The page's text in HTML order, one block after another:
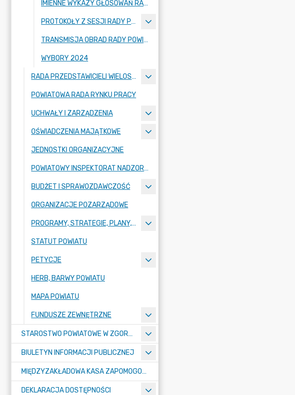
IMIENNE WYKAZY GŁOSOWAŃ RADNYCH
PROTOKOŁY Z SESJI RADY POWIATU ZGORZELECKIEGO
TRANSMISJA OBRAD RADY POWIATU ZGORZELECKIEGO
WYBORY 2024
RADA PRZEDSTAWICIELI WIELOSPECJALISTYCZNEGO ZESPOŁU OPIEKI ZDROWOTNEJ "BOLESŁAWIEC-ZGORZELEC" SAMODZIELNEGO PUBLICZNEGO ZAKŁADU OPIEKI ZDROWOTNEJ
POWIATOWA RADA RYNKU PRACY
UCHWAŁY I ZARZĄDZENIA
OŚWIADCZENIA MAJĄTKOWE
JEDNOSTKI ORGANIZACYJNE
POWIATOWY INSPEKTORAT NADZORU BUDOWLANEGO
BUDŻET I SPRAWOZDAWCZOŚĆ
ORGANIZACJE POZARZĄDOWE
PROGRAMY, STRATEGIE, PLANY, RAPORTY
STATUT POWIATU
PETYCJE
HERB, BARWY POWIATU
MAPA POWIATU
FUNDUSZE ZEWNĘTRZNE
STAROSTWO POWIATOWE W ZGORZELCU
BIULETYN INFORMACJI PUBLICZNEJ
MIĘDZYZAKŁADOWA KASA ZAPOMOGOWO-POŻYCZKOWA
DEKLARACJA DOSTĘPNOŚCI